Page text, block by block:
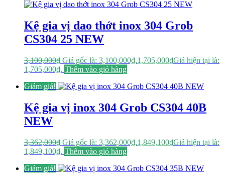
Kệ gia vị dao thớt inox 304 Grob
CS304 25 NEW
3,100,000₫ Giá gốc là: 3,100,000₫.1,705,000₫Giá hiện tại là:
1,705,000₫. Thêm vào giỏ hàng
Giảm giá!
Kệ gia vị inox 304 Grob CS304 40B
NEW
3,362,000₫ Giá gốc là: 3,362,000₫.1,849,100₫Giá hiện tại là:
1,849,100₫. Thêm vào giỏ hàng
Giảm giá!